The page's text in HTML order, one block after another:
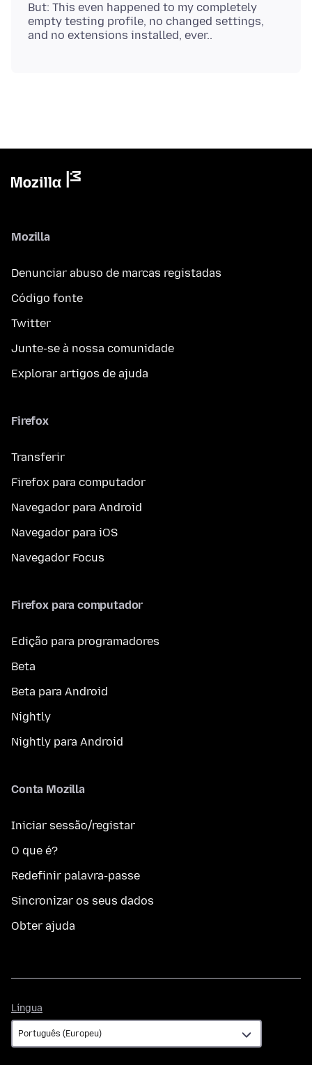
But: This even happened to my completely
empty testing profile, no changed settings,
Mozilla
Denunciar abuso de marcas registadas
Código fonte
Twitter
Junte-se à nossa comunidade
Explorar artigos de ajuda
Firefox
Transferir
Firefox para computador
Navegador para Android
Navegador para iOS
Navegador Focus
Firefox para computador
Edição para programadores
Beta
Beta para Android
Nightly
Nightly para Android
Conta Mozilla
Iniciar sessão/registar
O que é?
Redefinir palavra-passe
Sincronizar os seus dados
Obter ajuda
Língua